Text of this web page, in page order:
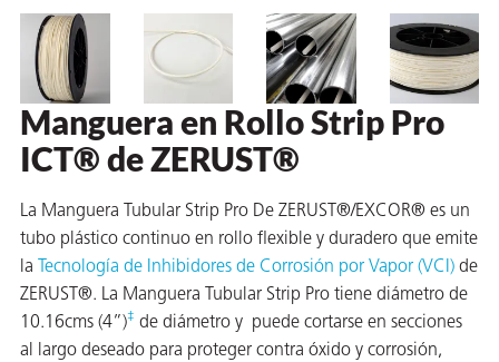
Manguera en Rollo Strip Pro
ICT® de ZERUST®
La Manguera Tubular Strip Pro De ZERUST®/EXCOR® es un
tubo plástico continuo en rollo flexible y duradero que emite
la
Tecnología de Inhibidores de Corrosión por Vapor (VCI) de
ZERUST®. La Manguera Tubular Strip Pro tiene diámetro de
10.16cms (4”)‡ de diámetro y puede cortarse en secciones
al largo deseado para proteger contra óxido y corrosión,
e